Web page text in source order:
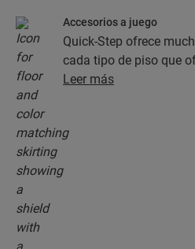
Accesorios a juego
Quick-Step ofrece
cada tipo de piso que
completa colección de
que elija.
Leer más